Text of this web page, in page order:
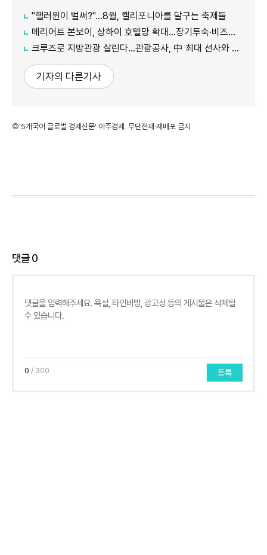
"핼러윈이 벌써?"…8월, 캘리포니아를 달구는 축제들
메리어트 본보이, 상하이 호텔망 확대…장기투숙·비즈니스 수요 공략
크루즈로 지방관광 살린다…관광공사, 中 최대 선사와 맞손
기자의 다른기사
©'5개국어 글로벌 경제신문' 아주경제. 무단전재·재배포 금지
댓글0
0 / 300 등록